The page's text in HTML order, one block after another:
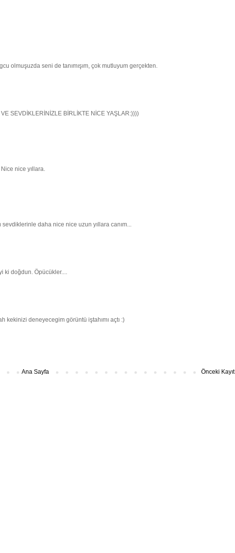
olmuşuzda seni de tanımışım, çok mutluyum gerçekten.
SEVDİKLERİNİZLE BİRLİKTE NİCE YAŞLAR:))))
nice yıllara.
daha nice nice uzun yıllara canım...
ki doğdun. Öpücükler....
deneyecegim görüntü iştahımı açtı :)
Önceki Kayıt
Ana Sayfa